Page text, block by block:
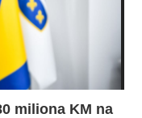
miliona KM na